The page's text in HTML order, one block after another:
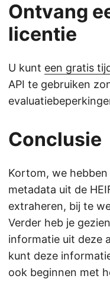
Ontvang
licentie
U kunt een gratis
API te gebruiken
Conclusie
Kortom, we hebben
metadata uit de
extraheren, bij te
Verder heb je
informatie uit deze
kunt deze
ook beginnen met